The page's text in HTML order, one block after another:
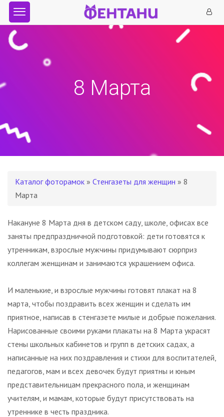
8 Марта
Каталог фоторамок » Стенгазеты для женщин » 8
Марта
Накануне 8 Марта дня в детском саду, школе, офисах все
заняты предпраздничной подготовкой: дети готовятся к
утренникам, взрослые мужчины придумывают сюрприз
коллегам женщинам и занимаются украшением офиса.
И маленькие, и взрослые мужчины готовят плакат на 8
марта, чтобы поздравить всех женщин и сделать им
приятное, написав в стенгазете милые и добрые пожелания.
Нарисованные своими руками плакаты на 8 Марта украсят
стены школьных кабинетов и групп в детских садах, а
написанные на них поздравления и стихи для воспитателей,
педагогов, мам и всех девочек будут приятны и юным
представительницам прекрасного пола, и женщинам
учителям, и мамам, которые будут присутствовать на
утреннике в честь праздника.